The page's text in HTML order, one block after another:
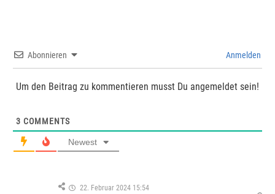
Abonnieren Anmelden
Um den Beitrag zu kommentieren musst Du angemeldet sein!
3 COMMENTS
Newest
22. Februar 2024 15:54